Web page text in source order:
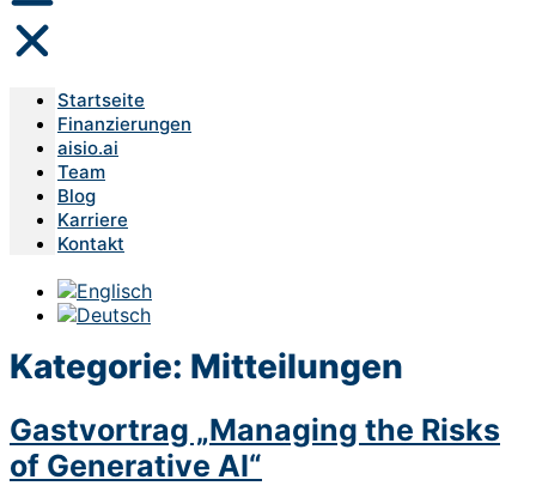
Startseite
Finanzierungen
aisio.ai
Team
Blog
Karriere
Kontakt
Kategorie: Mitteilungen
Gastvortrag „Managing the Risks
of Generative AI“